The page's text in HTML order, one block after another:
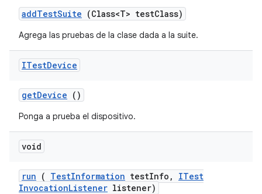
addTestSuite (Class<T> testClass)
Agrega las pruebas de la clase dada a la suite.
ITestDevice
getDevice ()
Ponga a prueba el dispositivo.
void
run ( TestInformation testInfo ,
ITest
InvocationListener listener)